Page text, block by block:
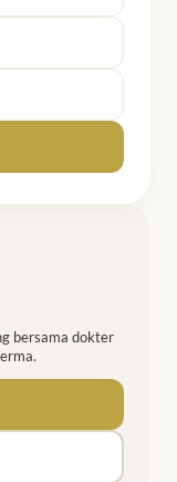
bersama dokter